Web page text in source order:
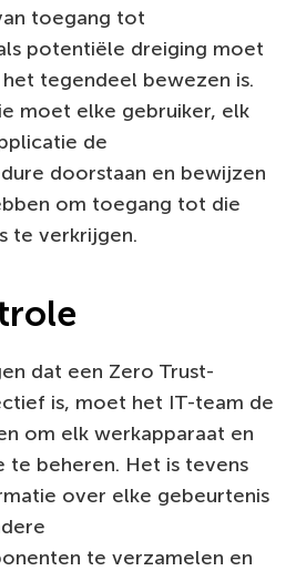
toegang tot
potentiële dreiging moet
tegendeel bewezen is.
moet elke gebruiker, elk
de
doorstaan en bewijzen
om toegang tot die
te verkrijgen.
dat een Zero Trust-
is, moet het IT-team de
om elk werkapparaat en
te beheren. Het is tevens
over elke gebeurtenis
te verzamelen en